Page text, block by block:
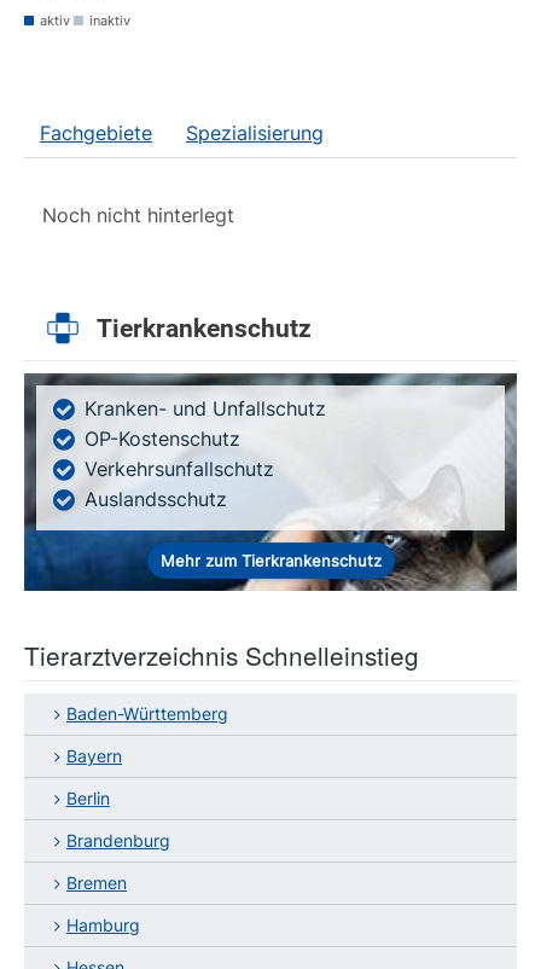
aktiv inaktiv
Fachgebiete Spezialisierung
Noch nicht hinterlegt
Tierkrankenschutz
Kranken- und Unfallschutz
OP-Kostenschutz
Verkehrsunfallschutz
Auslandsschutz
Mehr zum Tierkrankenschutz
Tierarztverzeichnis Schnelleinstieg
Baden-Württemberg
Bayern
Berlin
Brandenburg
Bremen
Hamburg